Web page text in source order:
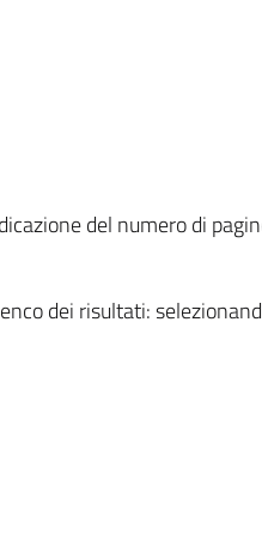
del numero di
dei risultati: